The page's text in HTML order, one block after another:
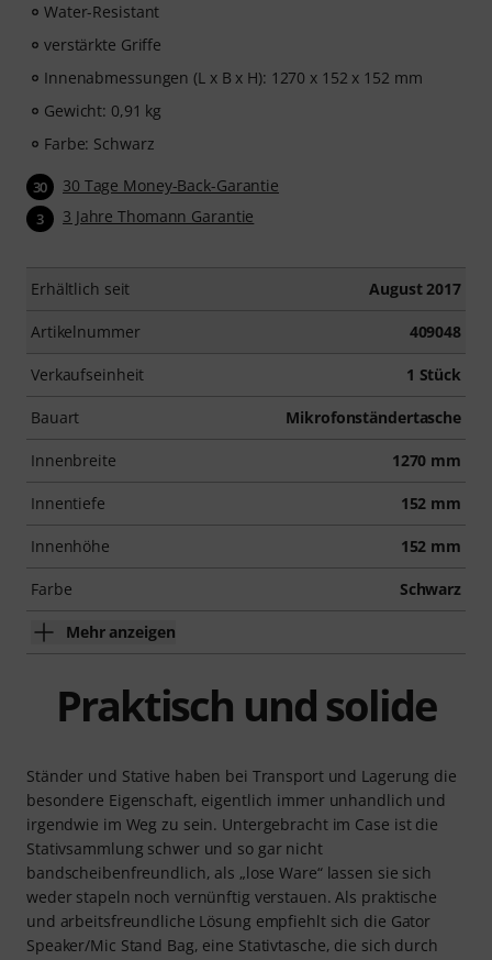
Water-Resistant
verstärkte Griffe
Innenabmessungen (L x B x H): 1270 x 152 x 152 mm
Gewicht: 0,91 kg
Farbe: Schwarz
30 30 Tage Money-Back-Garantie
3 3 Jahre Thomann Garantie
Erhältlich seit August 2017
Artikelnummer 409048
Verkaufseinheit 1 Stück
Bauart Mikrofonständertasche
Innenbreite 1270 mm
Innentiefe 152 mm
Innenhöhe 152 mm
Farbe Schwarz
Mehr anzeigen
Praktisch und solide
Ständer und Stative haben bei Transport und Lagerung die
besondere Eigenschaft, eigentlich immer unhandlich und
irgendwie im Weg zu sein. Untergebracht im Case ist die
Stativsammlung schwer und so gar nicht
bandscheibenfreundlich, als „lose Ware“ lassen sie sich
weder stapeln noch vernünftig verstauen. Als praktische
und arbeitsfreundliche Lösung empfiehlt sich die Gator
Speaker/Mic Stand Bag, eine Stativtasche, die sich durch